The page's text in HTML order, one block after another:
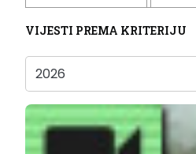
VIJESTI PREMA KRITERIJU